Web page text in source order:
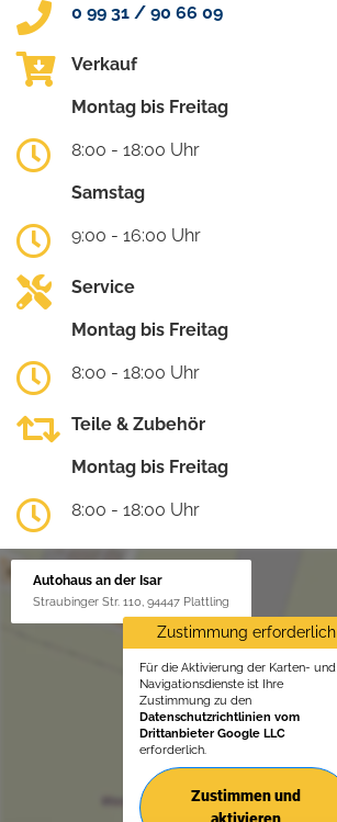
0 99 31 / 90 66 09
Verkauf
Montag bis Freitag
8:00 - 18:00 Uhr
Samstag
9:00 - 16:00 Uhr
Service
Montag bis Freitag
8:00 - 18:00 Uhr
Teile & Zubehör
Montag bis Freitag
8:00 - 18:00 Uhr
Autohaus an der Isar
Straubinger Str. 110, 94447 Plattling
Zustimmung erforderlich
Für die Aktivierung der Karten- und
Navigationsdienste ist Ihre
Zustimmung zu den
Datenschutzrichtlinien vom
Drittanbieter Google LLC
erforderlich.
Zustimmen und